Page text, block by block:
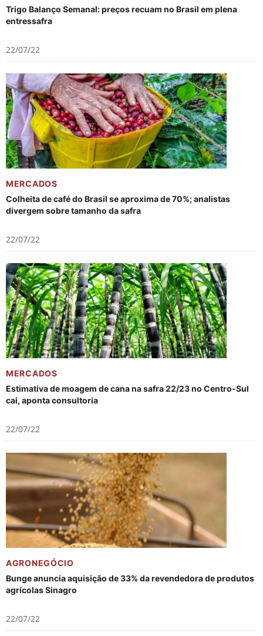
Trigo Balanço Semanal: preços recuam no Brasil em plena
entressafra
22/07/22
MERCADOS
Colheita de café do Brasil se aproxima de 70%; analistas
divergem sobre tamanho da safra
22/07/22
MERCADOS
Estimativa de moagem de cana na safra 22/23 no Centro-Sul
cai, aponta consultoria
22/07/22
AGRONEGÓCIO
Bunge anuncia aquisição de 33% da revendedora de produtos
agrícolas Sinagro
22/07/22